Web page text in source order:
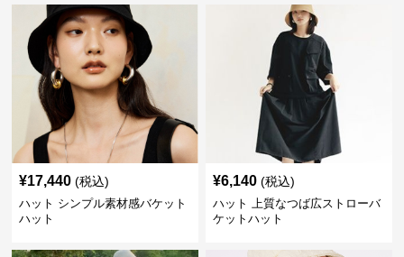
¥17,440 (税込)
ハット シンプル素材感バケット
ハット
¥6,140 (税込)
ハット 上質なつば広ストローバ
ケットハット